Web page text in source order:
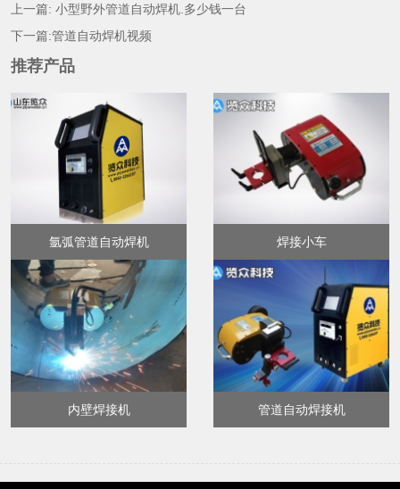
上一篇: 小型野外管道自动焊机.多少钱一台
下一篇:管道自动焊机视频
推荐产品
氩弧管道自动焊机 焊接小车
内壁焊接机 管道自动焊接机